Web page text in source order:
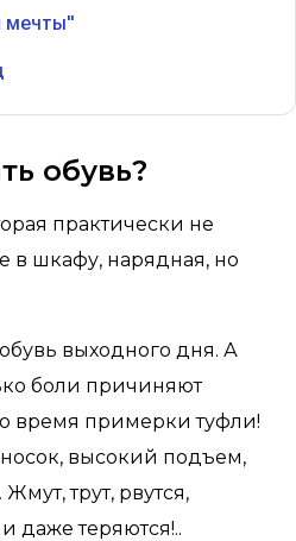
мечты"
обувь?
практически не
в шкафу, нарядная, но
выходного дня. А
боли причиняют
время примерки туфли!
высокий подъем,
трут, рвутся,
даже теряются!..